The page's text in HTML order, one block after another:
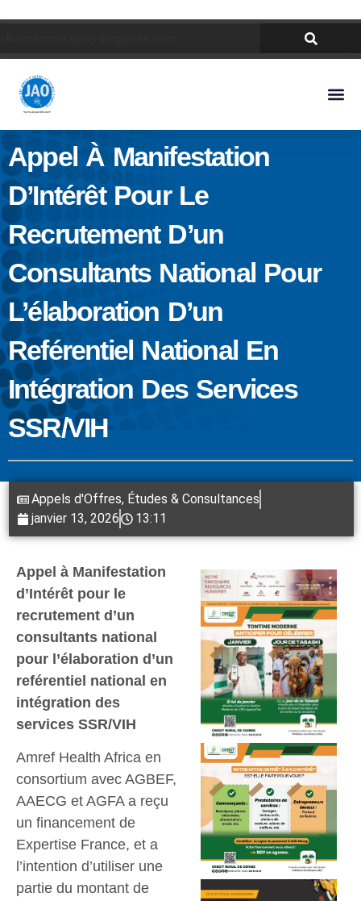
Appel À Manifestation
D’Intérêt Pour Le
Recrutement D’un
Consultants National Pour
L’élaboration D’un
Reférentiel National En
Intégration Des Services
SSR/VIH
Appels d'Offres, Études & Consultances
janvier 13, 2026
13:11
Appel à Manifestation
d’Intérêt pour le
recrutement d’un
consultants national
pour l’élaboration d’un
reférentiel national en
intégration des
services SSR/VIH
Amref Health Africa en
consortium avec AGBEF,
AAECG et AGFA a reçu
un financement de
Expertise France, et a
l’intention d’utiliser une
partie du montant de